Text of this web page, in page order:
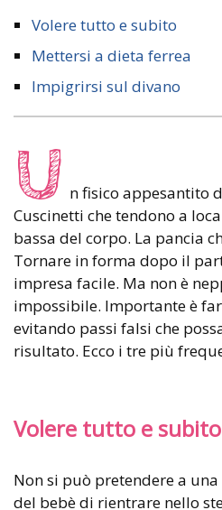
Volere tutto e subito
Mettersi a dieta ferrea
Impigrirsi sul divano
U n fisico appesantito
Cuscinetti che tendono a
bassa del corpo. La pancia
Tornare in forma dopo il
impresa facile. Ma non è
impossibile. Importante è
evitando passi falsi che
risultato. Ecco i tre più
Volere tutto e subito
Non si può pretendere a
del bebè di rientrare nello